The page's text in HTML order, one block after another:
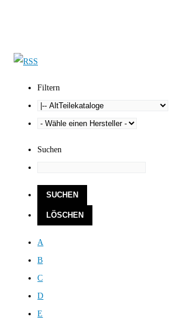
Filtern
Suchen
A
B
C
D
E